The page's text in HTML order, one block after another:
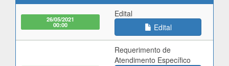
26/05/2021
00:00
Edital
Edital
Requerimento de
Atendimento Específico